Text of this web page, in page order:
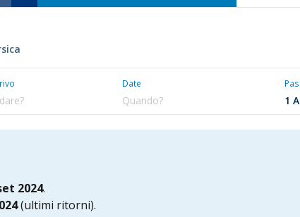
Date
2024.
(ultimi ritorni).